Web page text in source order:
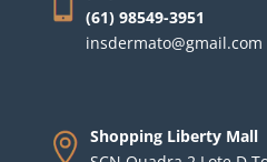
(61) 98549-3951
insdermato@gmail.com
Shopping Liberty Mall